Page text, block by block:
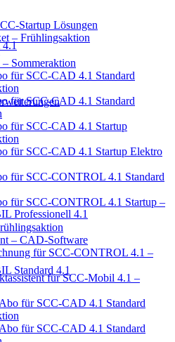
4.1
Professionell 4.1
Standard 4.1
Startup Lösungen
– Frühlingsaktion
Sommeraktion
für SCC-CAD 4.1 Standard
für SCC-CAD 4.1 Standard
für SCC-CAD 4.1 Startup
für SCC-CAD 4.1 Startup Elektro
für SCC-CONTROL 4.1 Standard
für SCC-CONTROL 4.1 Startup –
– CAD-Software
für SCC-CONTROL 4.1 –
für SCC-Mobil 4.1 –
für SCC-CAD 4.1 Standard
für SCC-CAD 4.1 Standard